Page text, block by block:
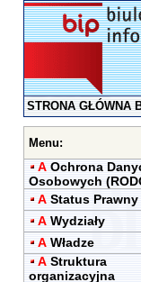
STRONA GŁÓWNA
Menu:
A Ochrona
Osobowych
A Status Prawny
A Wydziały
A Władze
A Struktura
organizacyjna